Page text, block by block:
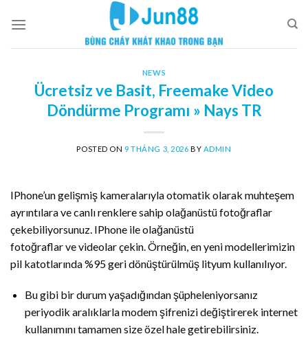
NEWS
Ücretsiz ve Basit, Freemake Video
Döndürme Programı » Nays TR
POSTED ON 9 THÁNG 3, 2026 BY ADMIN
IPhone’un gelişmiş kameralarıyla otomatik olarak muhteşem
ayrıntılara ve canlı renklere sahip olağanüstü fotoğraflar
çekebiliyorsunuz. IPhone ile olağanüstü
fotoğraflar ve videolar çekin. Örneğin, en yeni modellerimizin
pil katotlarında %95 geri dönüştürülmüş lityum kullanılıyor.
Bu gibi bir durum yaşadığından şüpheleniyorsanız
periyodik aralıklarla modem şifrenizi değiştirerek internet
kullanımını tamamen size özel hale getirebilirsiniz.